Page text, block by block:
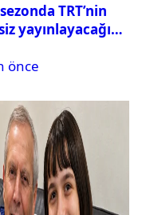
TRT’nin
yayınlayacağı
önce